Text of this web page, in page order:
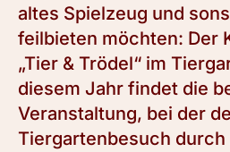
altes Spielzeug und
feilbieten möchten: Der
„Tier & Trödel“ im
diesem Jahr findet die
Veranstaltung, bei der
Tiergartenbesuch durch